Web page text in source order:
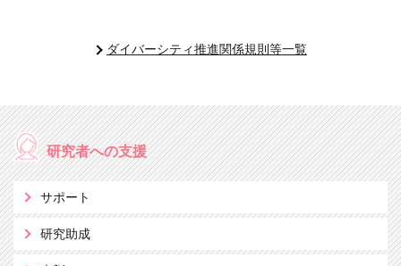
ダイバーシティ推進関係規則等一覧
研究者への支援
サポート
研究助成